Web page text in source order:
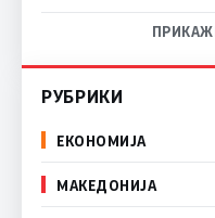
РУБРИКИ
ЕКОНОМИЈА
МАКЕДОНИЈА